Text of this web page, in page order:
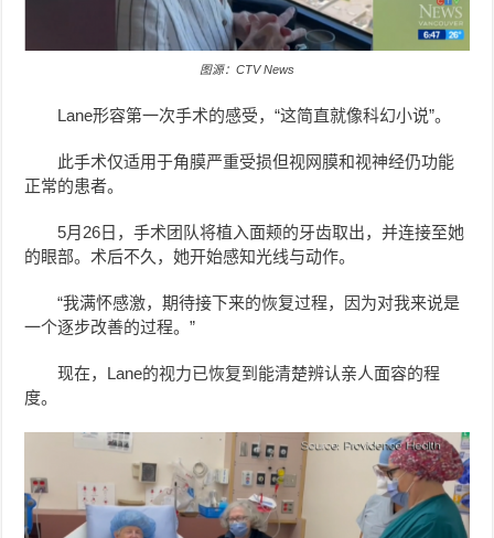
图源：CTV News
Lane形容第一次手术的感受，“这简直就像科幻小说”。
此手术仅适用于角膜严重受损但视网膜和视神经仍功能
正常的患者。
5月26日，手术团队将植入面颊的牙齿取出，并连接至她
的眼部。术后不久，她开始感知光线与动作。
“我满怀感激，期待接下来的恢复过程，因为对我来说是
一个逐步改善的过程。”
现在，Lane的视力已恢复到能清楚辨认亲人面容的程
度。